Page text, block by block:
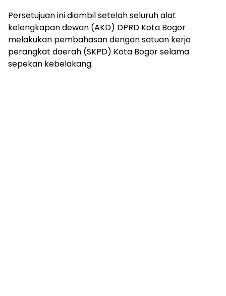
Persetujuan ini diambil setelah seluruh alat
kelengkapan dewan (AKD) DPRD Kota Bogor
melakukan pembahasan dengan satuan kerja
perangkat daerah (SKPD) Kota Bogor selama
sepekan kebelakang.